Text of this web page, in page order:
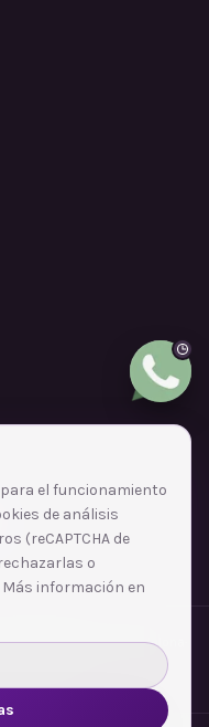
Llobregat·Terrassa·Badalona
Gramenet
el funcionamiento
de análisis
(reCAPTCHA de
o
información en